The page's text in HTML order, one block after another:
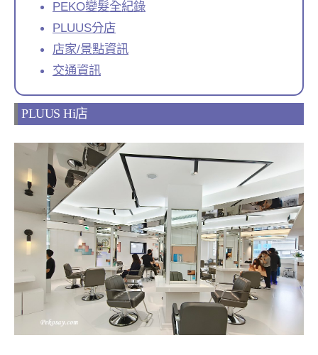
PEKO變髮全紀錄
PLUUS分店
店家/景點資訊
交通資訊
PLUUS Hi店